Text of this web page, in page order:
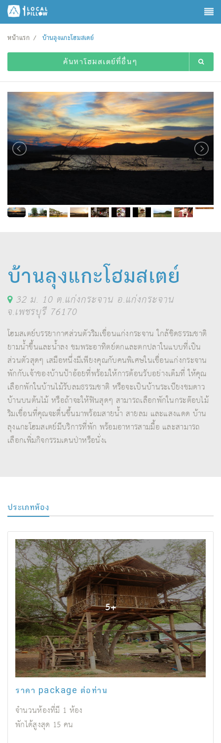
หน้าแรก บ้านลุงแกะโฮมสเตย์
ค้นหาโฮมสเตย์ที่อื่นๆ
บ้านลุงแกะโฮมสเตย์
32 ม. 10 ต.แก่งกระจาน อ.แก่งกระจาน
จ.เพชรบุรี 76170
โฮมสเตย์บรรยากาศส่วนตัวริมเขื่อนแก่งกระจาน ใกล้ชิดธรรมชาติ
ยามน้ำขึ้นและน้ำลง ชมพระอาทิตย์ตกและตกปลาในแบบที่เป็น
ส่วนตัวสุดๆ เสมือหนึ่งมีเพียงคุณกับคนพิเศษในเขื่อนแก่งกระจาน
พักกับเจ้าของบ้านป้าอ้อยที่พร้อมให้การต้อนรับอย่างเต็มที่ ให้คุณ
เลือกพักในบ้านไม้รับลมธรรมชาติ หรือจะเป็นบ้านระเบียงชมดาว
บ้านบนต้นไม้ หรือถ้าจะให้ฟินสุดๆ สามารถเลือกพักในกระต๊อบไม้
ริมเขื่อนที่คุณจะตื่นขึ้นมาพร้อมสายน้ำ สายลม และแสงแดด บ้าน
ลุงแกะโฮมสเตย์มีบริการที่พัก พร้อมอาหารสามมื้อ และสามารถ
เลือกเพิ่มกิจกรรมเดนป่าหรือนั่งเ
ประเภทห้อง
5+
ราคา package ต่อท่าน
จำนวนห้องที่มี 1 ห้อง
พักได้สูงสุด 15 คน